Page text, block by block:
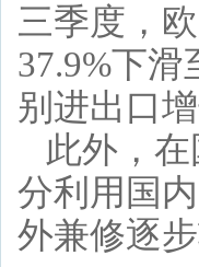
三季度，
37.9%下
别进出口
此外，
分利用国
外兼修逐